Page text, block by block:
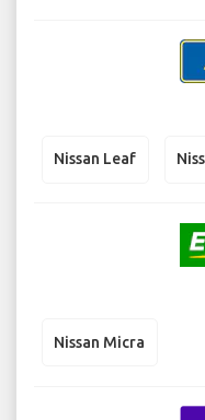
Nissan Leaf
Nissan Micra